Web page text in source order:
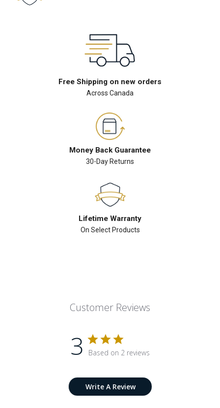
Free Shipping on new orders
Across Canada
Money Back Guarantee
30-Day Returns
Lifetime Warranty
On Select Products
Customer Reviews
3 Based on 2 reviews
Write A Review